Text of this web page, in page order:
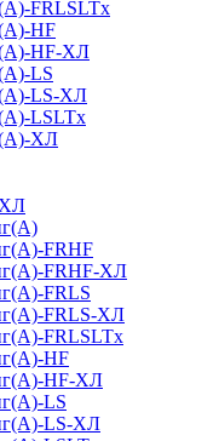
FRLSLTx
HF
HF-ХЛ
LS
LS-ХЛ
LSLTx
ХЛ
FRHF
FRHF-ХЛ
FRLS
FRLS-ХЛ
FRLSLTx
HF
HF-ХЛ
LS
LS-ХЛ